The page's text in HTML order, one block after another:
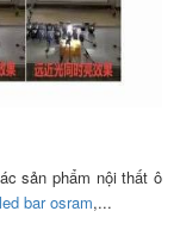
sản phẩm nội thất ô
bar osram,...